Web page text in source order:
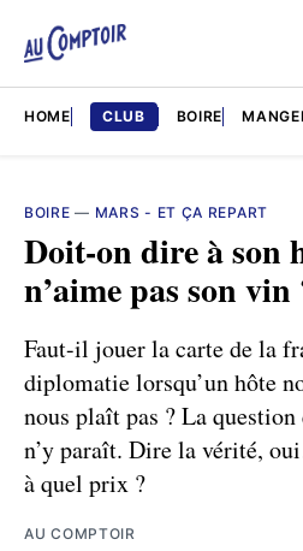
HOME CLUB BOIRE
BOIRE — MARS - ET ÇA REPART
Doit-on dire à son
n’aime pas son vin
Faut-il jouer la carte de la
diplomatie lorsqu’un hôte
nous plaît pas ? La
n’y paraît. Dire la vérité,
à quel prix ?
AU COMPTOIR